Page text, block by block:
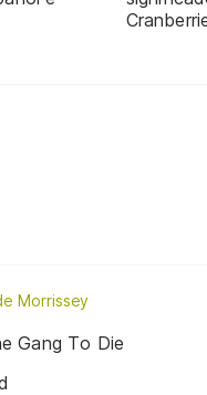
Morrissey
Gang To Die